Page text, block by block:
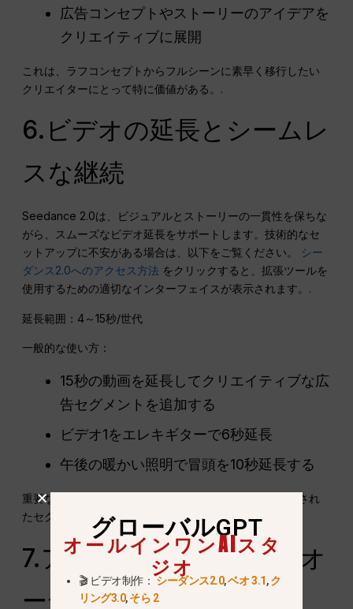
広告コンセプトやストーリーのアイデアを
クリエイティブに展開
これは、ラフコンセプトからフルシーンに素早く移行したい
クリエイターにとって特に価値がある。.
6.ビデオの延長とシームレ
スな継続
Seedance 2.0は、ビジュアルとストーリーの一貫性を保ちな
がら、スムーズなビデオ延長をサポートします。技術的なセ
ットアップに不安がある場合は、以下をご覧ください。 シー
ダンス2.0へのアクセス方法 をクリックすると、拡張ツールを
使用するための適切なインターフェイスが表示されます。.
延長範囲：4～15秒/世代
一般的な使い方：
15秒の動画を延長してクリエイティブな広
告セグメントを追加する
ビデオ1をエレキギターで6秒延長
午後の暖かい照明で冒頭を10秒延長する
重要な注意：選択されたデュレーションは、新しく生成され
たセグメントのみに適用されます。.
7.アップグレードされたオ
ーディオと音声生成
グローバルGPT
オールインワンAIスタ
ジオ
🎬 ビデオ制作：シーダンス2.0,ベオ 3.1,ク
リング3.0,そら 2